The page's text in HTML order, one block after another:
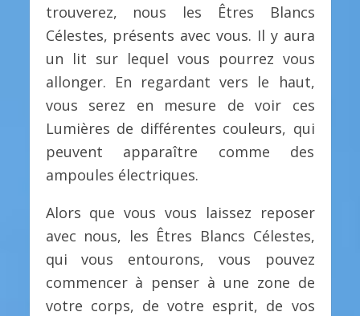
trouverez, nous les Êtres Blancs
Célestes, présents avec vous. Il y aura
un lit sur lequel vous pourrez vous
allonger. En regardant vers le haut,
vous serez en mesure de voir ces
Lumières de différentes couleurs, qui
peuvent apparaître comme des
ampoules électriques.
Alors que vous vous laissez reposer
avec nous, les Êtres Blancs Célestes,
qui vous entourons, vous pouvez
commencer à penser à une zone de
votre corps, de votre esprit, de vos